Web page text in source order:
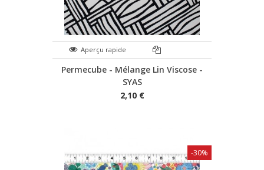
Aperçu rapide
Permecube - Mélange Lin Viscose -
SYAS
2,10 €
-30%